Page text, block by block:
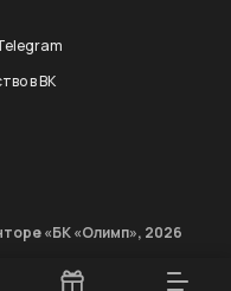
в ВК
«БК «Олимп», 2026